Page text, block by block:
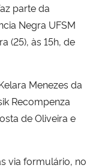
parte da
Negra UFSM
(25), às 15h, de
Menezes da
Recompenza
de Oliveira e
via formulário, no